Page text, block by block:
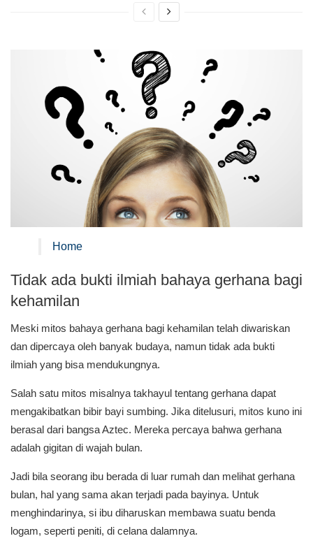
Home
Tidak ada bukti ilmiah bahaya gerhana bagi
kehamilan
Meski mitos bahaya gerhana bagi kehamilan telah diwariskan
dan dipercaya oleh banyak budaya, namun tidak ada bukti
ilmiah yang bisa mendukungnya.
Salah satu mitos misalnya takhayul tentang gerhana dapat
mengakibatkan bibir bayi sumbing. Jika ditelusuri, mitos kuno ini
berasal dari bangsa Aztec. Mereka percaya bahwa gerhana
adalah gigitan di wajah bulan.
Jadi bila seorang ibu berada di luar rumah dan melihat gerhana
bulan, hal yang sama akan terjadi pada bayinya. Untuk
menghindarinya, si ibu diharuskan membawa suatu benda
logam, seperti peniti, di celana dalamnya.